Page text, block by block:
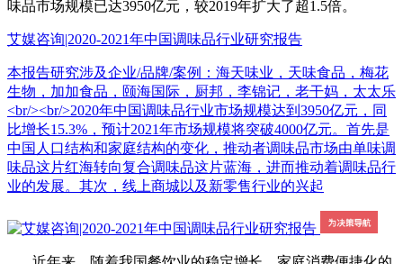
味品市场规模已达3950亿元，较2019年扩大了超1.5倍。
艾媒咨询|2020-2021年中国调味品行业研究报告
本报告研究涉及企业/品牌/案例：海天味业，天味食品，梅花
生物，加加食品，颐海国际，厨邦，李锦记，老干妈，太太乐
<br/><br/>2020年中国调味品行业市场规模达到3950亿元，同
比增长15.3%，预计2021年市场规模将突破4000亿元。首先是
中国人口结构和家庭结构的变化，推动者调味品市场由单味调
味品这片红海转向复合调味品这片蓝海，进而推动着调味品行
业的发展。其次，线上商城以及新零售行业的兴起